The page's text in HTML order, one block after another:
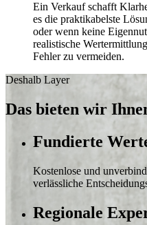
Ein Verkauf schafft
es die praktikabelste
oder wenn keine
realistische
Fehler zu vermeiden.
Deshalb Layer
Das bieten wir
Fundierte
Kostenlose und
verlässliche
Regionale